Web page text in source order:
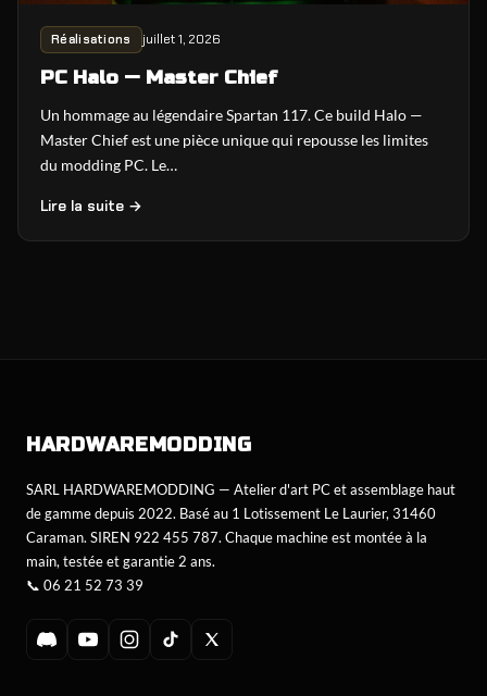
Réalisations juillet 1, 2026
PC Halo — Master Chief
Un hommage au légendaire Spartan 117. Ce build Halo —
Master Chief est une pièce unique qui repousse les limites
du modding PC. Le…
Lire la suite →
HARDWAREMODDING
SARL HARDWAREMODDING — Atelier d'art PC et assemblage haut
de gamme depuis 2022. Basé au 1 Lotissement Le Laurier, 31460
Caraman. SIREN 922 455 787. Chaque machine est montée à la
main, testée et garantie 2 ans.
📞 06 21 52 73 39